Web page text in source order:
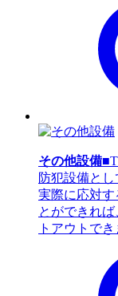
その他設備
防犯設備と
実際に応対す
とができれ
トアウトでき